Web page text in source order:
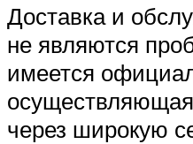
Доставка и
не являются
имеется
через широкую